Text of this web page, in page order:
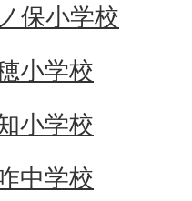
保小学校
小学校
小学校
中学校